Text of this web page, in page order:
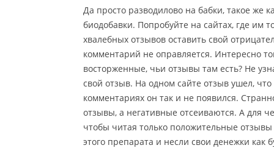
Да просто разводилово на бабки, такое же
биодобавки. Попробуйте на сайтах, где им
хвалебных отзывов оставить свой
комментарий не оправляется. Интересно
восторженные, чьи отзывы там есть? Не
свой отзыв. На одном сайте отзыв ушел, что
комментариях он так и не появился.
отзывы, а негативные отсеиваются. А для
чтобы читая только положительные
этого препарата и несли свои денежки как